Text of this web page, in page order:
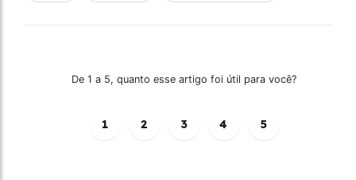
De 1 a 5, quanto esse artigo foi útil para você?
1 2 3 4 5